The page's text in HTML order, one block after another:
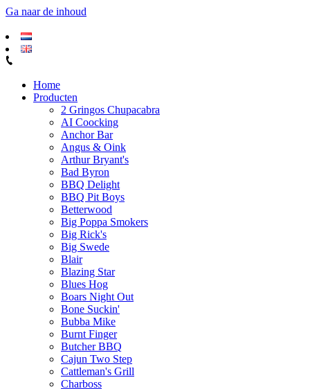
Ga naar de inhoud
Home
Producten
2 Gringos Chupacabra
AI Coocking
Anchor Bar
Angus & Oink
Arthur Bryant's
Bad Byron
BBQ Delight
BBQ Pit Boys
Betterwood
Big Poppa Smokers
Big Rick's
Big Swede
Blair
Blazing Star
Blues Hog
Boars Night Out
Bone Suckin'
Bubba Mike
Burnt Finger
Butcher BBQ
Cajun Two Step
Cattleman's Grill
Charboss